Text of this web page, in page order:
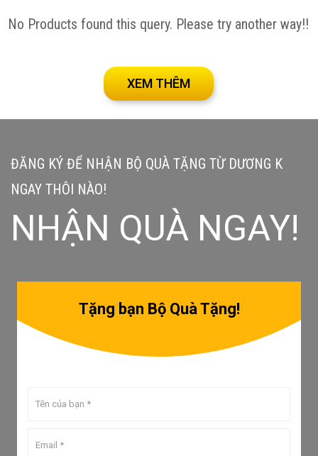
No Products found this query. Please try another way!!
XEM THÊM
ĐĂNG KÝ ĐỂ NHẬN BỘ QUÀ TẶNG TỪ DƯƠNG K
NGAY THÔI NÀO!
NHẬN QUÀ NGAY!
Tặng bạn Bộ Quà Tặng!